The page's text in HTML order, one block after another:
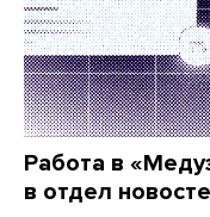
Работа в
в отдел